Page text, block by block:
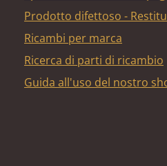
Prodotto difettoso -
Ricambi per marca
Ricerca di parti di ricambio
Guida all'uso del nostro